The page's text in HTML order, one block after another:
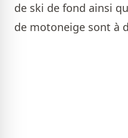
de ski de fond ainsi
de motoneige sont à